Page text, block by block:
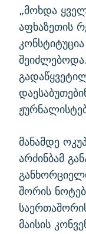
„მოხდა
აფხაზეთის
მანამდე
არძინბამ
შორის
მაისის